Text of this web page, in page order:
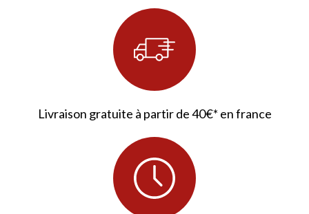
Livraison gratuite à partir de 40€* en france